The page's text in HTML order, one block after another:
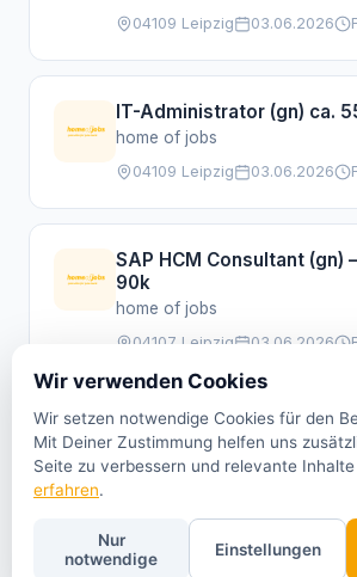
04109 Leipzig 03.06.2026
IT-Administrator (gn) ca.
home of jobs
04109 Leipzig 03.06.2026
SAP HCM Consultant (gn)
90k
home of jobs
04107 Leipzig 03.06.2026
Initiativ (gn)
home of jobs
Wir verwenden Cookies
Wir setzen notwendige Cookies für den
Mit Deiner Zustimmung helfen uns
Seite zu verbessern und relevante
erfahren.
Nur
notwendige
Einstellungen